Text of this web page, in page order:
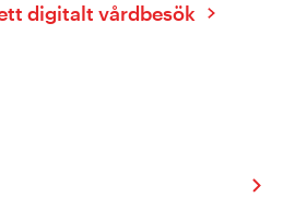
digitalt vårdbesök